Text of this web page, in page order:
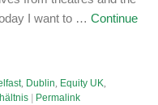
I want to … Continue
, Dublin, Equity UK,
Permalink